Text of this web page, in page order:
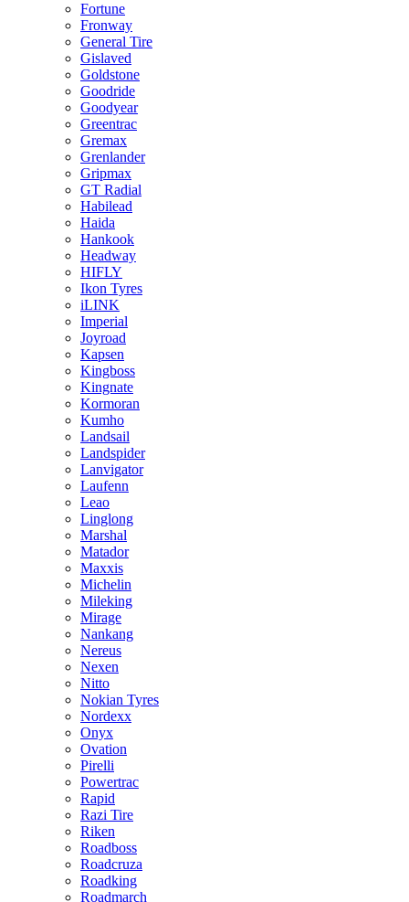
Fortune
Fronway
General Tire
Gislaved
Goldstone
Goodride
Goodyear
Greentrac
Gremax
Grenlander
Gripmax
GT Radial
Habilead
Haida
Hankook
Headway
HIFLY
Ikon Tyres
iLINK
Imperial
Joyroad
Kapsen
Kingboss
Kingnate
Kormoran
Kumho
Landsail
Landspider
Lanvigator
Laufenn
Leao
Linglong
Marshal
Matador
Maxxis
Michelin
Mileking
Mirage
Nankang
Nereus
Nexen
Nitto
Nokian Tyres
Nordexx
Onyx
Ovation
Pirelli
Powertrac
Rapid
Razi Tire
Riken
Roadboss
Roadcruza
Roadking
Roadmarch